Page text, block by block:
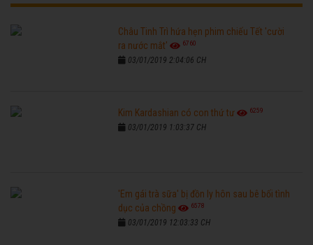
Châu Tinh Trì hứa hẹn phim chiếu Tết 'cười
ra nước mắt'
6760
03/01/2019 2:04:06 CH
Kim Kardashian có con thứ tư 6259
03/01/2019 1:03:37 CH
'Em gái trà sữa' bị đồn ly hôn sau bê bối tình
dục của chồng
6578
03/01/2019 12:03:33 CH